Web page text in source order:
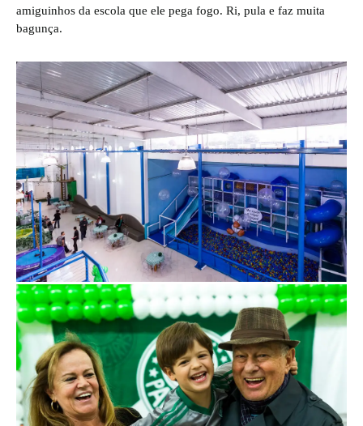
amiguinhos da escola que ele pega fogo. Ri, pula e faz muita
bagunça.